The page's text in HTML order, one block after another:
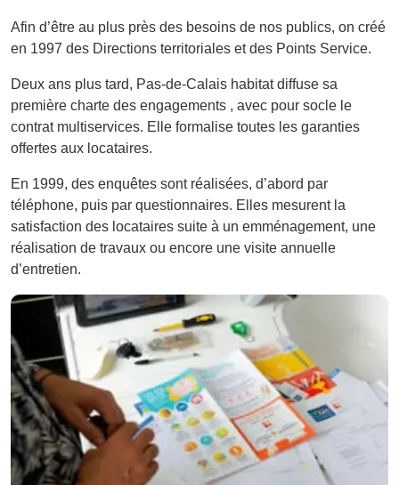
Afin d’être au plus près des besoins de nos publics, on créé
en 1997 des Directions territoriales et des Points Service.
Deux ans plus tard, Pas-de-Calais habitat diffuse sa
première charte des engagements , avec pour socle le
contrat multiservices. Elle formalise toutes les garanties
offertes aux locataires.
En 1999, des enquêtes sont réalisées, d’abord par
téléphone, puis par questionnaires. Elles mesurent la
satisfaction des locataires suite à un emménagement, une
réalisation de travaux ou encore une visite annuelle
d’entretien.